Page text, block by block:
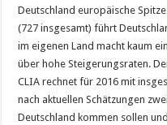
Deutschland europäische
(727 insgesamt) führt
im eigenen Land macht kaum
über hohe Steigerungsraten.
CLIA rechnet für 2016 mit
nach aktuellen Schätzungen
Deutschland kommen sollen